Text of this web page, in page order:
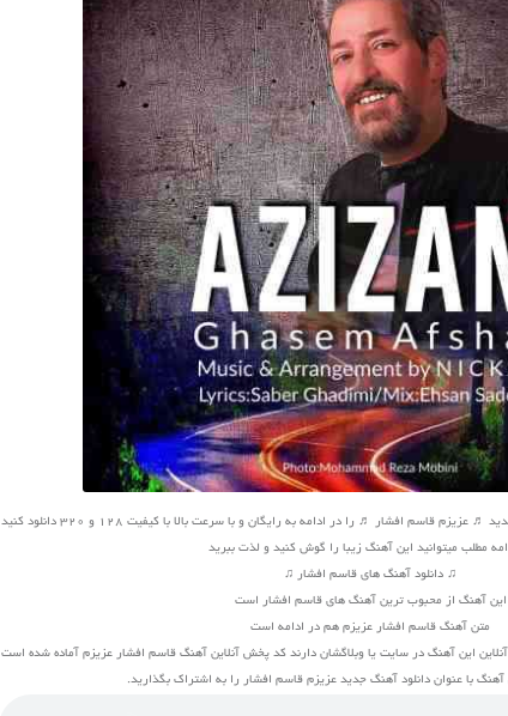
قاسم افشار ♬ را در ادامه به رایگان و با سرعت بالا با کیفیت 128 و 320 دانلود کنید
مطلب میتوانید این آهنگ زیبا را گوش کنید و لذت ببرید
♫ دانلود آهنگ های قاسم افشار ♫
این آهنگ از محبوب ترین آهنگ های قاسم افشار است
متن آهنگ قاسم افشار عزیزم هم در ادامه است
این آهنگ در سایت یا وبلاگشان دارند کد پخش آنلاین آهنگ قاسم افشار عزیزم آماده شده است
با عنوان دانلود آهنگ جدید عزیزم قاسم افشار را به اشتراک بگذارید.